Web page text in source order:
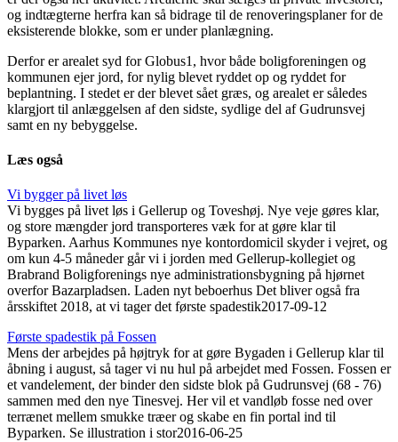
og indtægterne herfra kan så bidrage til de renoveringsplaner for de
eksisterende blokke, som er under planlægning.
Derfor er arealet syd for Globus1, hvor både boligforeningen og
kommunen ejer jord, for nylig blevet ryddet op og ryddet for
beplantning. I stedet er der blevet sået græs, og arealet er således
klargjort til anlæggelsen af den sidste, sydlige del af Gudrunsvej
samt en ny bebyggelse.
Læs også
Vi bygger på livet løs
Vi bygges på livet løs i Gellerup og Toveshøj. Nye veje gøres klar,
og store mængder jord transporteres væk for at gøre klar til
Byparken. Aarhus Kommunes nye kontordomicil skyder i vejret, og
om kun 4-5 måneder går vi i jorden med Gellerup-kollegiet og
Brabrand Boligforenings nye administrationsbygning på hjørnet
overfor Bazarpladsen. Laden nyt beboerhus Det bliver også fra
årsskiftet 2018, at vi tager det første spadestik2017-09-12
Første spadestik på Fossen
Mens der arbejdes på højtryk for at gøre Bygaden i Gellerup klar til
åbning i august, så tager vi nu hul på arbejdet med Fossen. Fossen er
et vandelement, der binder den sidste blok på Gudrunsvej (68 - 76)
sammen med den nye Tinesvej. Her vil et vandløb fosse ned over
terrænet mellem smukke træer og skabe en fin portal ind til
Byparken. Se illustration i stor2016-06-25